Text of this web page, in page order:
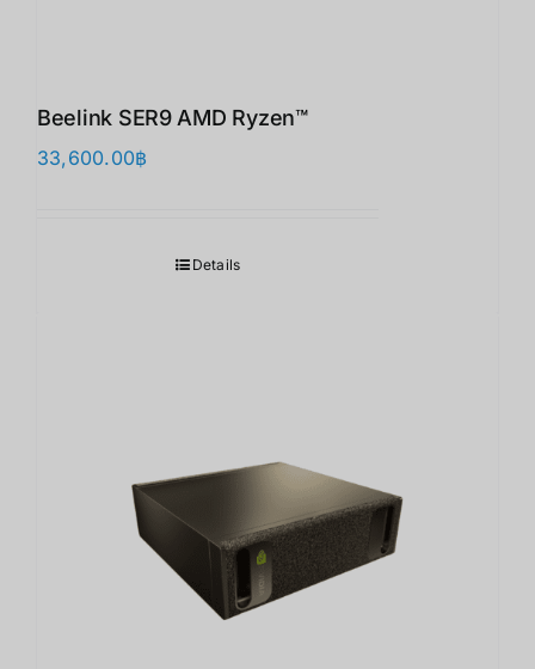
Beelink SER9 AMD Ryzen™
33,600.00฿
Details